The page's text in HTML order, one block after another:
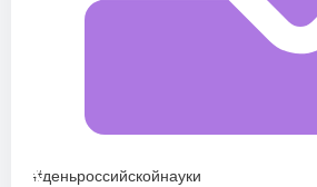
#деньроссийскойнауки